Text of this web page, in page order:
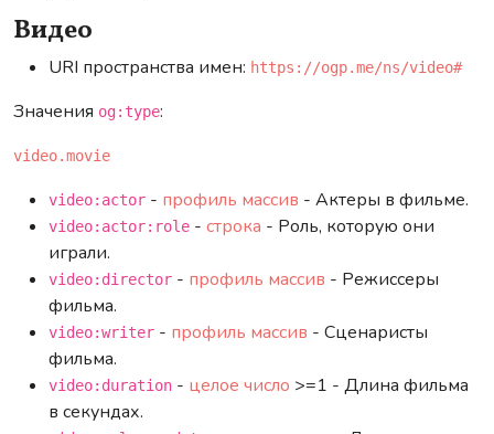
Видео
URI пространства имен: https://ogp.me/ns/video#
Значения og:type:
video.movie
video:actor - профиль массив - Актеры в фильме.
video:actor:role - строка - Роль, которую они
играли.
video:director - профиль массив - Режиссеры
фильма.
video:writer - профиль массив - Сценаристы
фильма.
video:duration - целое число >=1 - Длина фильма
в секундах.